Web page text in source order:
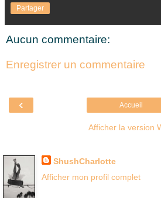
Partager
Aucun commentaire:
Enregistrer un commentaire
‹ Accueil
Afficher la version
ShushCharlotte
Afficher mon profil complet